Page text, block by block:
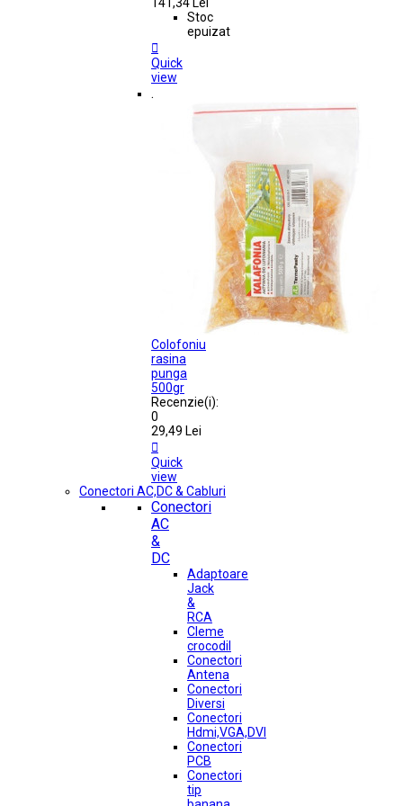
Stoc
epuizat

Quick
view
.
Colofoniu
rasina
punga
500gr
Recenzie(i):
0
29,49 Lei

Quick
view
Conectori AC,DC & Cabluri
Conectori
AC
&
DC
Adaptoare
Jack
&
RCA
Cleme
crocodil
Conectori
Antena
Conectori
Diversi
Conectori
Hdmi,VGA,DVI
Conectori
PCB
Conectori
tip